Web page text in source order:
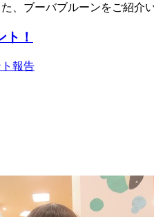
、ブーバブルーンをご紹介
ト！
報告